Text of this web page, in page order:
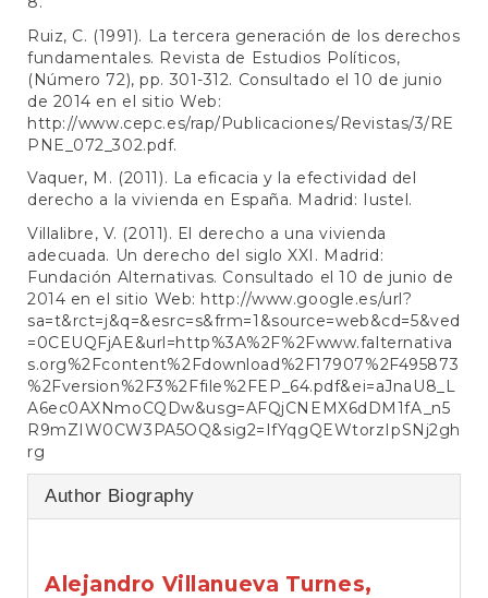
Ruiz, C. (1991). La tercera generación de los derechos
fundamentales. Revista de Estudios Políticos,
(Número 72), pp. 301-312. Consultado el 10 de junio
de 2014 en el sitio Web:
http://www.cepc.es/rap/Publicaciones/Revistas/3/RE
PNE_072_302.pdf.
Vaquer, M. (2011). La eficacia y la efectividad del
derecho a la vivienda en España. Madrid: Iustel.
Villalibre, V. (2011). El derecho a una vivienda
adecuada. Un derecho del siglo XXI. Madrid:
Fundación Alternativas. Consultado el 10 de junio de
2014 en el sitio Web: http://www.google.es/url?
sa=t&rct=j&q=&esrc=s&frm=1&source=web&cd=5&ved
=0CEUQFjAE&url=http%3A%2F%2Fwww.falternativa
s.org%2Fcontent%2Fdownload%2F17907%2F495873
%2Fversion%2F3%2Ffile%2FEP_64.pdf&ei=aJnaU8_L
A6ec0AXNmoCQDw&usg=AFQjCNEMX6dDM1fA_n5
R9mZIW0CW3PA5OQ&sig2=IfYqgQEWtorzIpSNj2gh
rg
Author Biography
Alejandro Villanueva Turnes,